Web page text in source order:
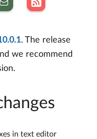
. The release
we recommend
in text editor